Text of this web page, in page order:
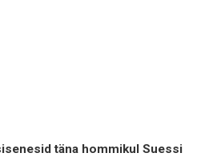
täna hommikul Suessi